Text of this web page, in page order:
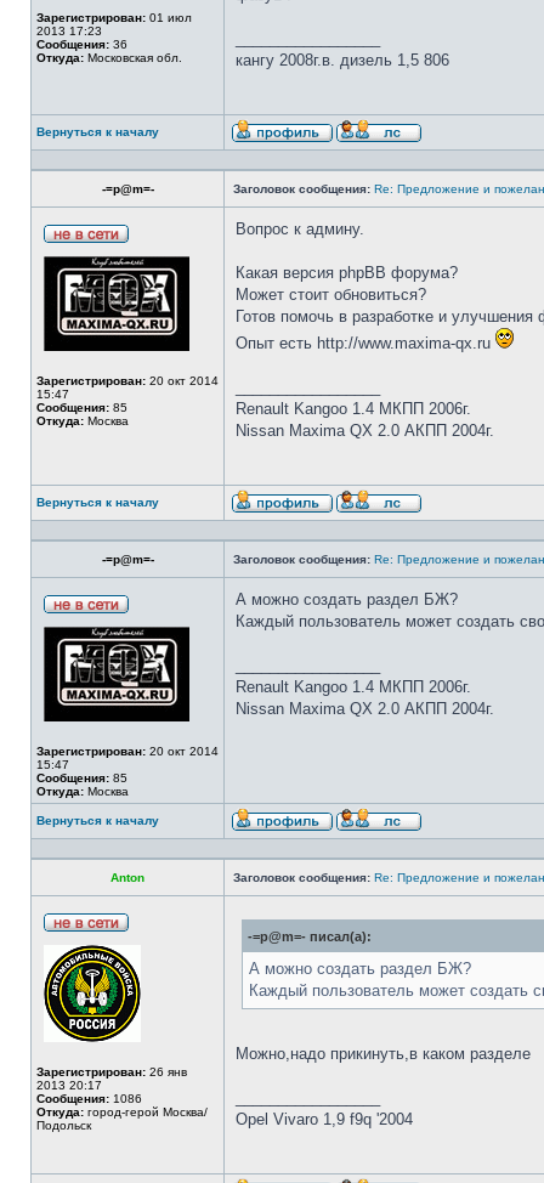
Зарегистрирован: 01 июл
2013 17:23
Сообщения: 36
Откуда: Московская обл.
кангу 2008г.в. дизель 1,5 806
Вернуться к началу
-=p@m=- Заголовок сообщения: Re: Предложение и
Зарегистрирован: 20 окт 2014
15:47
Сообщения: 85
Откуда: Москва
Вопрос к админу.
Какая версия phpBB форума?
Может стоит обновиться?
Готов помочь в разработке и улучшения
Опыт есть http://www.maxima-qx.ru
Renault Kangoo 1.4 МКПП 2006г.
Nissan Maxima QX 2.0 АКПП 2004г.
Вернуться к началу
-=p@m=- Заголовок сообщения: Re: Предложение и
Зарегистрирован: 20 окт 2014
15:47
Сообщения: 85
Откуда: Москва
А можно создать раздел БЖ?
Каждый пользователь может создать
Renault Kangoo 1.4 МКПП 2006г.
Nissan Maxima QX 2.0 АКПП 2004г.
Вернуться к началу
Anton Заголовок сообщения: Re: Предложение и
Зарегистрирован: 26 янв
2013 20:17
Сообщения: 1086
Откуда: город-герой Москва/
Подольск
-=p@m=- писал(а):
А можно создать раздел БЖ?
Каждый пользователь может создать
Можно,надо прикинуть,в каком разделе
Opel Vivaro 1,9 f9q '2004